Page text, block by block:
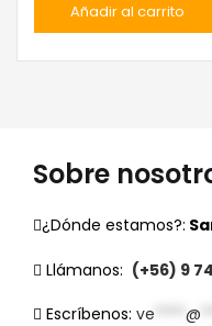
Añadir al carrito
Sobre
¿Dónde estamos?:
Llámanos: (+56) 9
Escríbenos: ve @